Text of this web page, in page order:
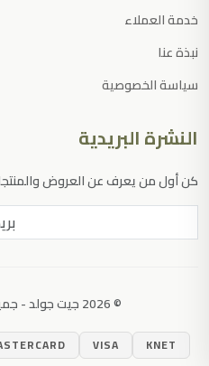
خدمة العملاء
نبذة عنا
سياسة الخصوصية
النشرة البريدية
كن أول من يعرف عن العروض
© 2026 جيت جولد - جميع الحقوق محفوظة.
KNET
VISAاضغط Enter للبحث